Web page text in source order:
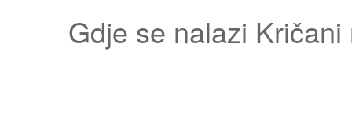
Gdje se nalazi Kričani